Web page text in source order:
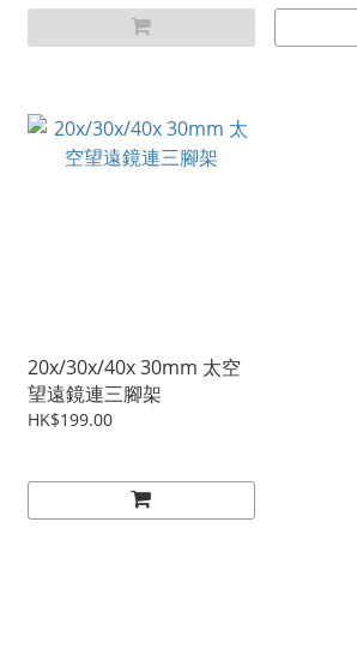
20x/30x/40x 30mm 太空
望遠鏡連三腳架
HK$199.00